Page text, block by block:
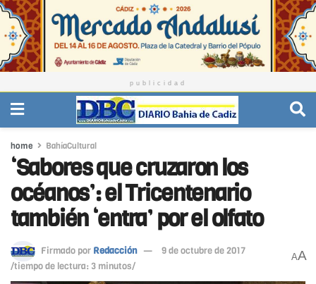
publicidad
home BahíaCultural
‘Sabores que cruzaron los
océanos’: el Tricentenario
también ‘entra’ por el olfato
Firmado por Redacción
9 de octubre de 2017
/tiempo de lectura: 3 minutos/
AA